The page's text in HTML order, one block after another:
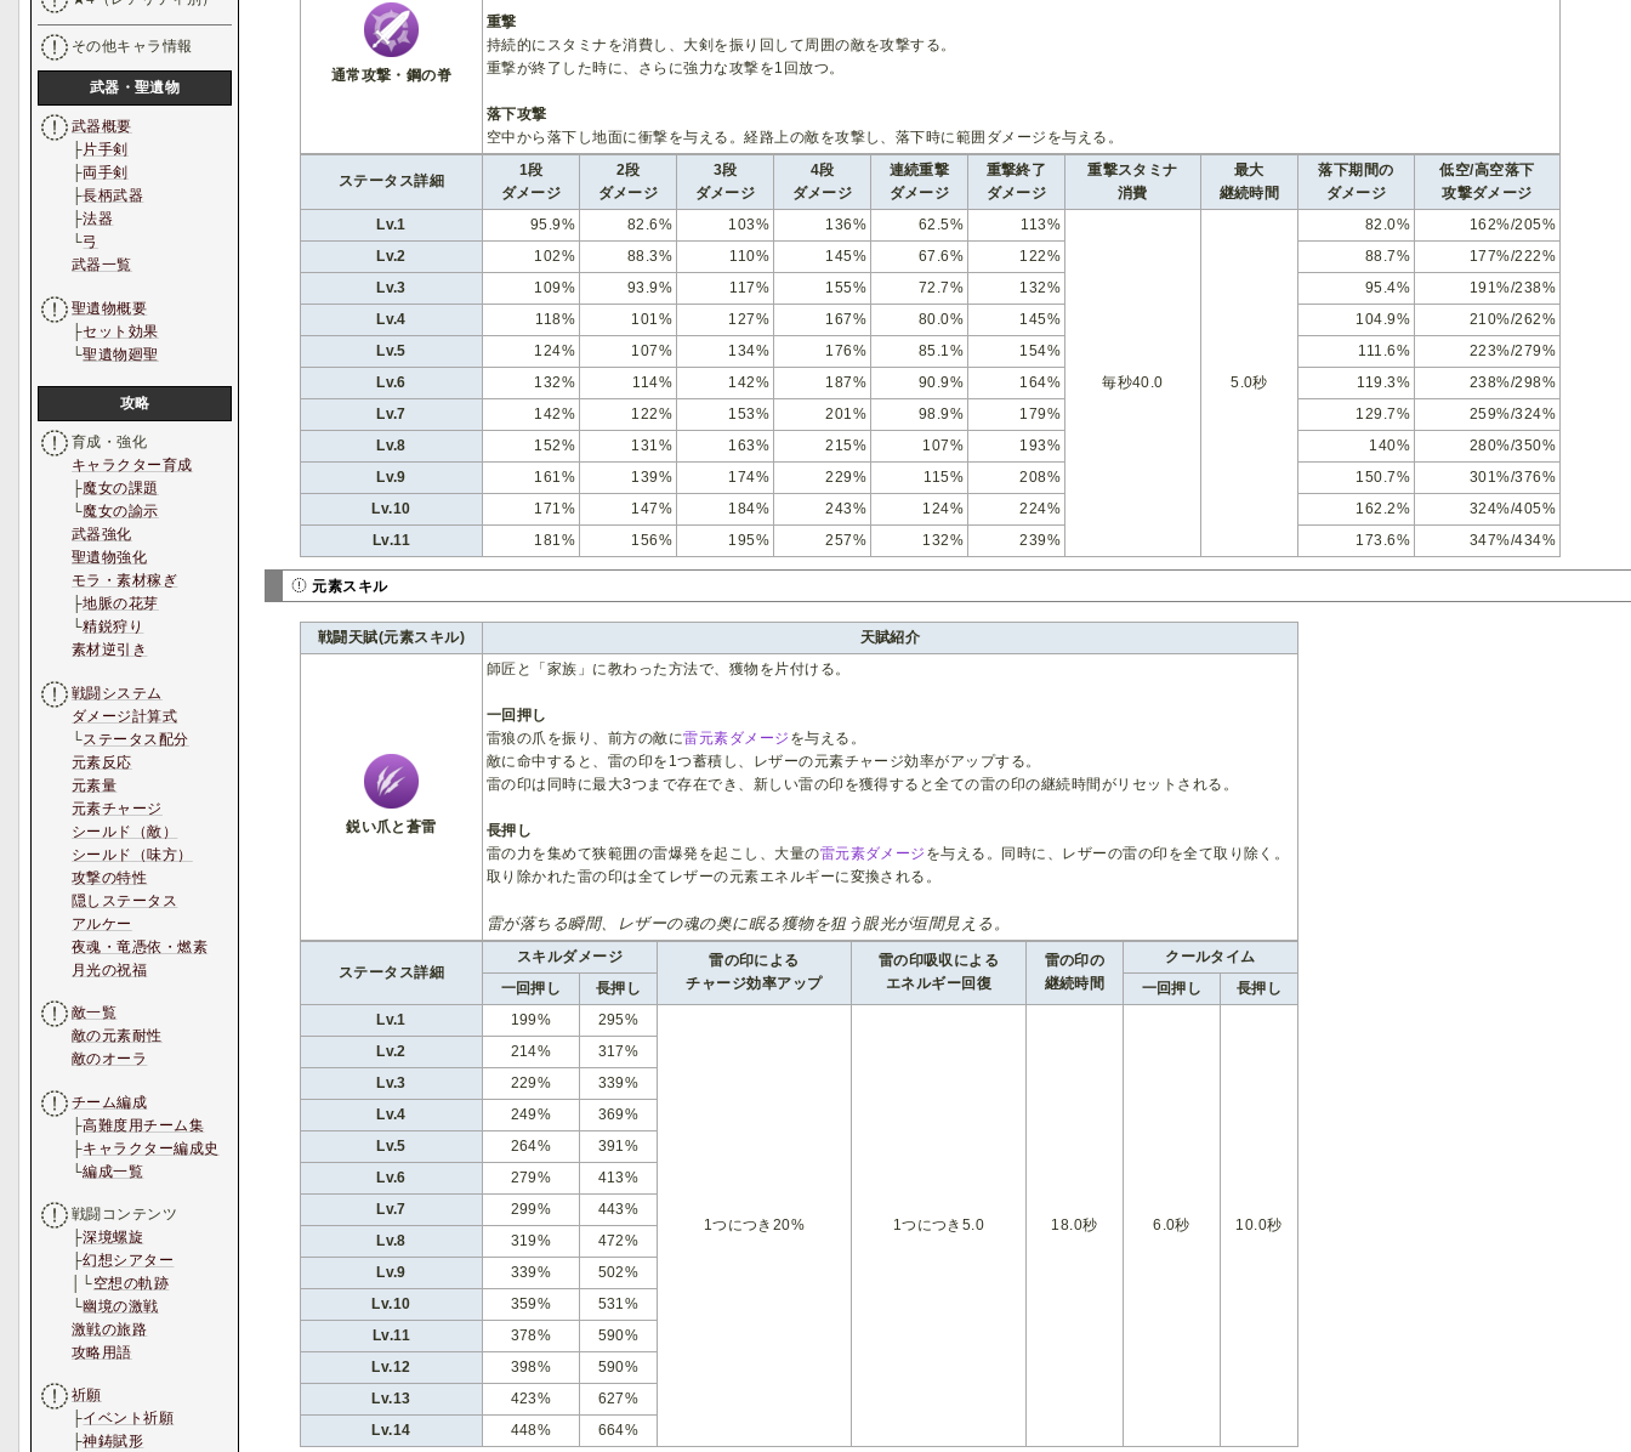
通常攻撃・鋼の脊
重撃
持続的にスタミナを消費し、大剣を振り回して周囲の敵を攻撃する。
重撃が終了した時に、さらに強力な攻撃を1回放つ。
落下攻撃
空中から落下し地面に衝撃を与える。経路上の敵を攻撃し、落下時に範囲ダメージを与える。
ステータス詳細
1段
ダメージ
2段
ダメージ
3段
ダメージ
4段
ダメージ
連続重撃
ダメージ
重撃終了
ダメージ
重撃スタミナ
消費
最大
継続時間
落下期間の
ダメージ
低空/高空落下
攻撃ダメージ
Lv.1
95.9% 82.6% 103% 136% 62.5% 113%
毎秒40.0 5.0秒
82.0%
162%/205%
Lv.2
102% 88.3% 110% 145% 67.6% 122% 88.7%
177%/222%
Lv.3
109% 93.9% 117% 155% 72.7% 132% 95.4%
191%/238%
Lv.4
118% 101% 127% 167% 80.0% 145% 104.9%
210%/262%
Lv.5
124% 107% 134% 176% 85.1% 154% 111.6%
223%/279%
Lv.6
132% 114% 142% 187% 90.9% 164% 119.3%
238%/298%
Lv.7
142% 122% 153% 201% 98.9% 179% 129.7%
259%/324%
Lv.8
152% 131% 163% 215% 107% 193% 140%
280%/350%
Lv.9
161% 139% 174% 229% 115% 208% 150.7%
301%/376%
Lv.10
171% 147% 184% 243% 124% 224% 162.2%
324%/405%
Lv.11
181% 156% 195% 257% 132% 239% 173.6% 347%/434%
元素スキル
戦闘天賦(元素スキル) 天賦紹介
鋭い爪と蒼雷
師匠と「家族」に教わった方法で、獲物を片付ける。
一回押し
雷狼の爪を振り、前方の敵に雷元素ダメージ を与える。
敵に命中すると、雷の印を1つ蓄積し、レザーの元素チャージ効率がアップする。
雷の印は同時に最大3つまで存在でき、新しい雷の印を獲得すると全ての雷の印の継続時間がリセットされる。
長押し
雷の力を集めて狭範囲の雷爆発を起こし、大量の雷元素ダメージ を与える。同時に、レザーの雷の印を全て取り除く。
取り除かれた雷の印は全てレザーの元素エネルギーに変換される。
雷が落ちる瞬間、レザーの魂の奥に眠る獲物を狙う眼光が垣間見える。
ステータス詳細
スキルダメージ
雷の印による
チャージ効率アップ
雷の印吸収による
エネルギー回復
雷の印の
継続時間
クールタイム
一回押し
長押し 一回押し
長押し
Lv.1
199% 295%
1つにつき20% 1つにつき5.0 18.0秒 6.0秒 10.0秒
Lv.2 214%
317%
Lv.3
229%
339%
Lv.4
249%
369%
Lv.5
264%
391%
Lv.6
279%
413%
Lv.7
299%
443%
Lv.8
319%
472%
Lv.9
339%
502%
Lv.10
359%
531%
Lv.11
378%
590%
Lv.12
398%
590%
Lv.13
423%
627%
Lv.14
448% 664%
その他キャラ情報
武器・聖遺物
武器概要
├片手剣
├両手剣
├長柄武器
├法器
└弓
武器一覧
聖遺物概要
├セット効果
└聖遺物廻聖
攻略
育成・強化
キャラクター育成
├魔女の課題
└魔女の諭示
武器強化
聖遺物強化
モラ・素材稼ぎ
├地脈の花芽
└精鋭狩り
素材逆引き
戦闘システム
ダメージ計算式
└ステータス配分
元素反応
元素量
元素チャージ
シールド（敵）
シールド（味方）
攻撃の特性
隠しステータス
アルケー
夜魂・竜憑依・燃素
月光の祝福
敵一覧
敵の元素耐性
敵のオーラ
チーム編成
├高難度用チーム集
├キャラクター編成史
└編成一覧
戦闘コンテンツ
├深境螺旋
├幻想シアター
│└空想の軌跡
└幽境の激戦
激戦の旅路
攻略用語
祈願
├イベント祈願
├神鋳賦形